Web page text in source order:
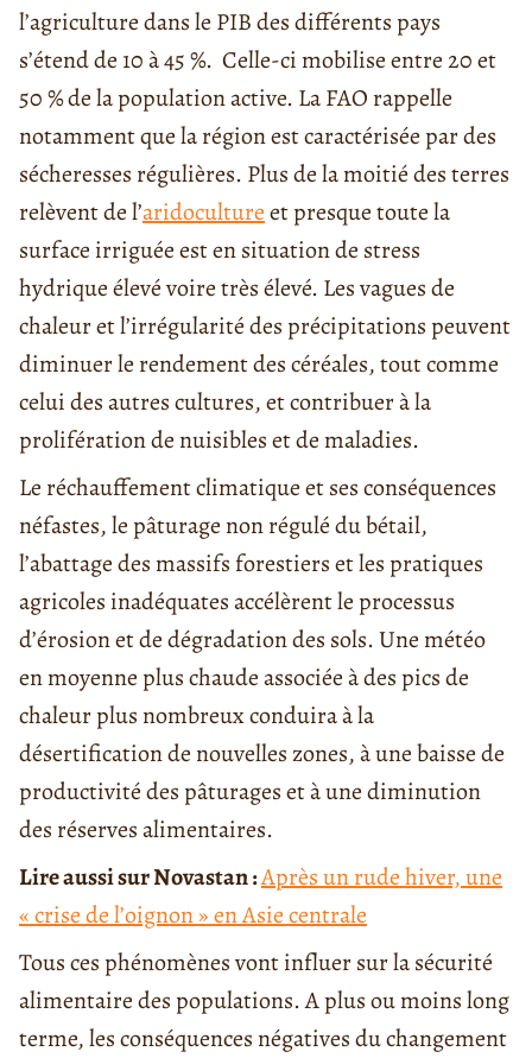
l’agriculture dans le PIB des différents pays
s’étend de 10 à 45 %. Celle-ci mobilise entre 20 et
50 % de la population active. La FAO rappelle
notamment que la région est caractérisée par des
sécheresses régulières. Plus de la moitié des terres
relèvent de l’aridocultureet presque toute la
surface irriguée est en situation de stress
hydrique élevé voire très élevé. Les vagues de
chaleur et l’irrégularité des précipitations peuvent
diminuer le rendement des céréales, tout comme
celui des autres cultures, et contribuer à la
prolifération de nuisibles et de maladies.
Le réchauffement climatique et ses conséquences
néfastes, le pâturage non régulé du bétail,
l’abattage des massifs forestiers et les pratiques
agricoles inadéquates accélèrent le processus
d’érosion et de dégradation des sols. Une météo
en moyenne plus chaude associée à des pics de
chaleur plus nombreux conduira à la
désertification de nouvelles zones, à une baisse de
productivité des pâturages et à une diminution
des réserves alimentaires.
Lire aussi sur Novastan :Après un rude hiver, une
« crise de l’oignon » en Asie centrale
Tous ces phénomènes vont influer sur la sécurité
alimentaire des populations. A plus ou moins long
terme, les conséquences négatives du changement